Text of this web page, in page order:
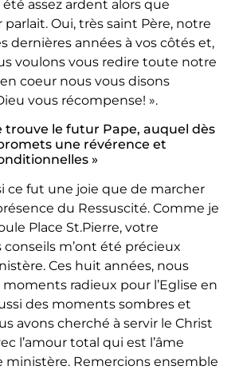
assez ardent alors que
Oui, très saint Père, notre
dernières années à vos côtés et,
voulons vous redire toute notre
coeur nous vous disons
vous récompense! ».
trouve le futur Pape, auquel dès
une révérence et
»
ce fut une joie que de marcher
du Ressuscité. Comme je
Place St.Pierre, votre
m’ont été précieux
Ces huit années, nous
radieux pour l’Eglise en
des moments sombres et
avons cherché à servir le Christ
l’amour total qui est l’âme
ministère. Remercions ensemble